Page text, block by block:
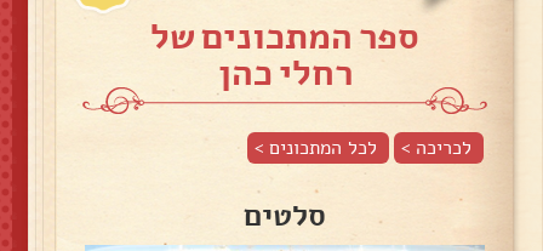
ספר המתכונים של
רחלי כהן
לכריכה > לכל המתכונים >
סלטים